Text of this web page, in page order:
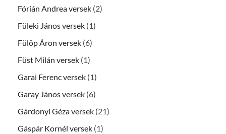
Fórián Andrea versek (2)
Füleki János versek (1)
Fülöp Áron versek (6)
Füst Milán versek (1)
Garai Ferenc versek (1)
Garay János versek (6)
Gárdonyi Géza versek (21)
Gáspár Kornél versek (1)